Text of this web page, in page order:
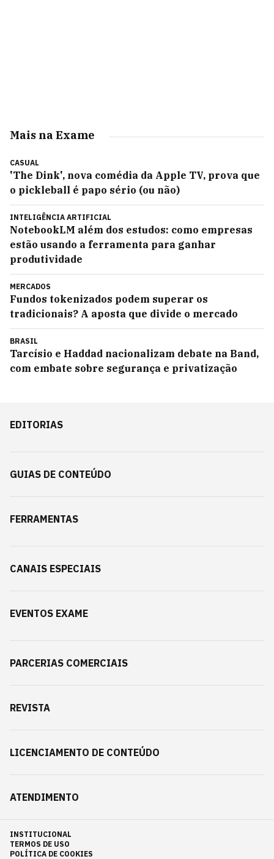
Mais na Exame
CASUAL
'The Dink', nova comédia da Apple TV, prova que
o pickleball é papo sério (ou não)
INTELIGÊNCIA ARTIFICIAL
NotebookLM além dos estudos: como empresas
estão usando a ferramenta para ganhar
produtividade
MERCADOS
Fundos tokenizados podem superar os
tradicionais? A aposta que divide o mercado
BRASIL
Tarcísio e Haddad nacionalizam debate na Band,
com embate sobre segurança e privatização
EDITORIAS
GUIAS DE CONTEÚDO
FERRAMENTAS
CANAIS ESPECIAIS
EVENTOS EXAME
PARCERIAS COMERCIAIS
REVISTA
LICENCIAMENTO DE CONTEÚDO
ATENDIMENTO
INSTITUCIONAL
TERMOS DE USO
POLÍTICA DE COOKIES